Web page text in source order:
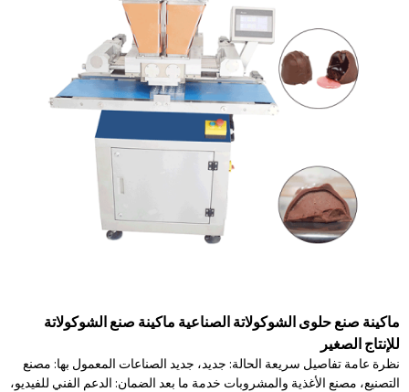
ماكينة صنع حلوى الشوكولاتة الصناعية ماكينة صنع الشوكولاتة
للإنتاج الصغير
نظرة عامة تفاصيل سريعة الحالة: جديد، جديد الصناعات المعمول بها: مصنع
التصنيع، مصنع الأغذية والمشروبات خدمة ما بعد الضمان: الدعم الفني للفيديو،